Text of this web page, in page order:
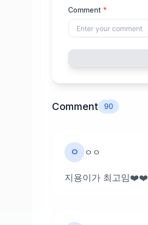
Comment *
Comment 90
ㅇ ㅇㅇ
지용이가 최고임❤️❤️